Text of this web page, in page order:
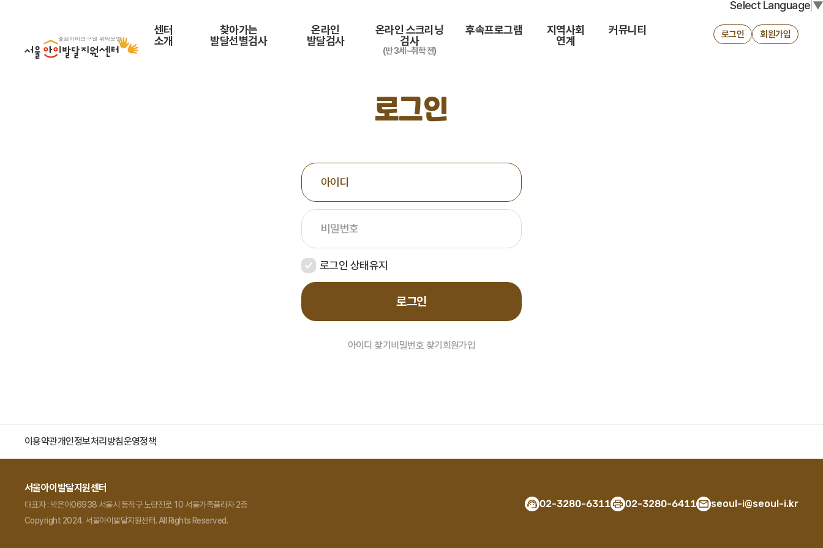
Select Language ▼
아
센터
소개
찾아가는
발달선별검사
온라인
발달검사
온라인 스크리닝
검사
(만 3세~취학 전)
후속프로그램
지역사회
연계
커뮤니티 로그인 회원가입
로그인
아이디
비밀번호
로그인 상태유지
로그인
아이디 찾기 비밀번호 찾기 회원가입
이용약관개인정보처리방침운영정책
서울아이발달지원센터
대표자 : 박은아06938 서울시 동작구 노량진로 10 서울가족플라자 2층
Copyright 2024. 서울아이발달지원센터. All Rights Reserved.
02-3280-6311 02-3280-6411 seoul-i@seoul-i.kr